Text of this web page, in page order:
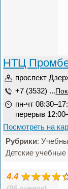
НТЦ
проспект
+7 (3532) ...
пн-чт
перерыв
Посмотреть на
Рубрики:
Детские
4.4